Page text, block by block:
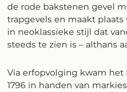
de rode bakstenen gevel
trapgevels en maakt
in neoklassieke stijl dat
steeds te zien is – althans
Via erfopvolging kwam
1796 in handen van markies